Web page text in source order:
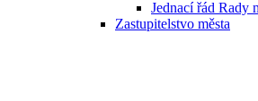
Jednací řád Rady
Zastupitelstvo města